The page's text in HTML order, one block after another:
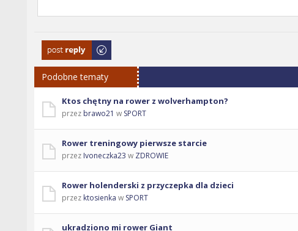
Odpowiedz
Podobne tematy
Ktos chętny na rower z wolverhampton?
przez brawo21 w SPORT
Rower treningowy pierwsze starcie
przez Ivoneczka23 w ZDROWIE
Rower holenderski z przyczepka dla dzieci
przez ktosienka w SPORT
ukradziono mi rower Giant